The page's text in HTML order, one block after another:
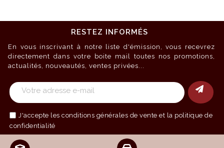
RESTEZ INFORMÉS
En vous inscrivant à notre liste d'émission, vous recevrez
directement dans votre boite mail toutes nos promotions,
actualités, nouveautés, ventes privées...
J'accepte les conditions générales de vente et la politique de
confidentialité